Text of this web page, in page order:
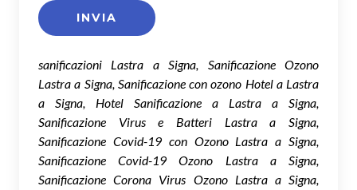
sanificazioni Lastra a Signa, Sanificazione Ozono
Lastra a Signa, Sanificazione con ozono Hotel a Lastra
a Signa, Hotel Sanificazione a Lastra a Signa,
Sanificazione Virus e Batteri Lastra a Signa,
Sanificazione Covid-19 con Ozono Lastra a Signa,
Sanificazione Covid-19 Ozono Lastra a Signa,
Sanificazione Corona Virus Ozono Lastra a Signa,